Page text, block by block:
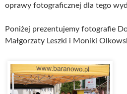
oprawy fotograficznej dla tego
Poniżej prezentujemy fotografie
Małgorzaty Leszki i Moniki